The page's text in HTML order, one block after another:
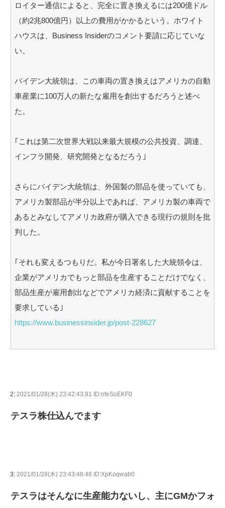
ロイター通信によると、完全に置き換えるには200億ドル
（約2兆800億円）以上の費用がかかるという。ホワイト
ハウスは、Business Insiderのコメント要請に応じていな
い。
バイデン大統領は、この車両の置き換えはアメリカの自動
車産業に100万人の新たな雇用を創出するだろうと述べ
た。
｢これは第二次世界大戦以来最大規模の公共投資、調達、
インフラ開発、研究開発となるだろう｣
さらにバイデン大統領は、外国製の部品を使っていても、
アメリカ製部品が半分以上であれば、アメリカ製の車両で
あるとみなしてアメリカ政府が購入できる現行の規則を批
判した。
｢それも変えるつもりだ。私が今日署名した大統領令は、
企業がアメリカでもっと部品を生産することだけでなく、
部品生産が雇用創出などでアメリカ経済に貢献することを
要求している｣
https://www.businessinsider.jp/post-228627
2: 2021/01/28(木) 23:42:43.91 ID:nfeSoEKF0
テスラ株仕込んでます
3: 2021/01/28(木) 23:43:48.48 ID:XpKoqwab0
テスラはそんなに生産能力ないし、主にGMかフォ